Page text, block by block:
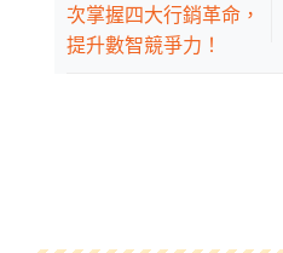
次掌握四大行銷革命，
提升數智競爭力！